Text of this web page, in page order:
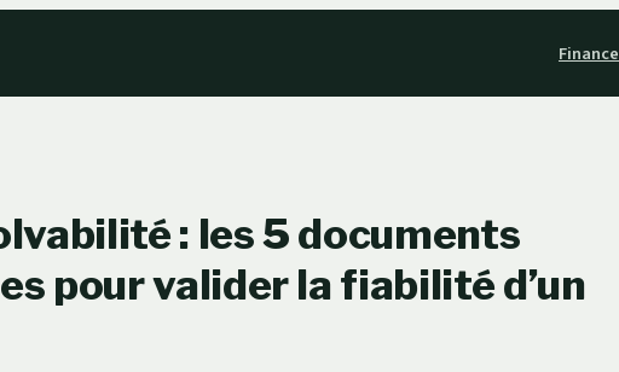
Finance
: les 5 documents
pour valider la fiabilité d’un